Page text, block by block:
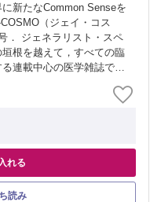
新たなCommon Senseを
（ジェイ・コス
． ジェネラリスト・スペ
根を越えて，すべての臨
連載中心の医学雑誌で
えることとなりました．
To...
れる
読み